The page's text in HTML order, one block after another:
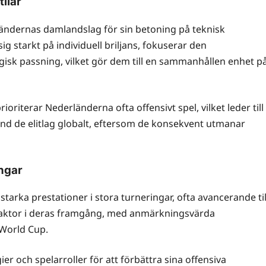
damlandslag för sin betoning på teknisk
starkt på individuell briljans, fokuserar den
passning, vilket gör dem till en sammanhållen enhet
Nederländerna ofta offensivt spel, vilket leder till
de elitlag globalt, eftersom de konsekvent utmanar
prestationer i stora turneringar, ofta avancerande
i deras framgång, med anmärkningsvärda
Cup.
och spelarroller för att förbättra sina offensiva